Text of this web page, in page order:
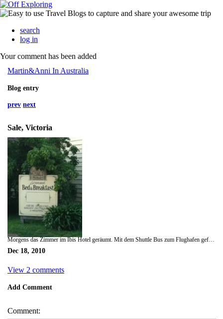
search
log in
Your comment has been added
Martin&Anni In Australia
Blog entry
prev next
Sale, Victoria
Morgens das Zimmer im Ibis Hotel geräumt. Mit dem Shuttle Bus zum Flughafen gefahren. Dort erst mal die Alamo Autovermietung gesucht, die es dort aber nicht gibt, sondern es wird über Europcar abgewickelt. Erst einen Hyundai Getz bekommen mit Gangschaltung, das ging ja mal gar nicht, dann die Automatikversion bekommen. Aber unsere Koffer haben mehr schlecht wie recht da reingepasst. Also wieder zur Europcar Tante und nett nach einem Upgarde gefragt. Das hat aber wohl deren System durcheinandergebracht. So versuchten 4 Angestellte das in den Griff zu bekommen und das hat dann fast 45 Minuten gedauert. Dann haben die das doch noch hinbekommen und wir haben als Entschädigung das Upgrade kostenlos bekommen. Nett sein scheint sich doch ab und zu auszuzahlen. Fahren jetzt in einem knallroten Hyundai i30 durch die Gegend. Mussten uns dann erst mal an den Linksverkehr gewöhnen. Aber das ging dank Navi im iPhone und Automatik ja ganz gut. Von Melbourne ging es dann nach Iverloch. Da wir jedoch morgens getrödelt haben und dadurch erst spät gestartet sind, blieb leider keine Zeit mehr für the Prom. Und so sind wir durch das Landesinnere direkt weiter nach Sale gefahren. Dort gab es einen klasse kleinen See mit einem hübschen Bioreservat, in dem ganz viele einheimische Vögel waren, die einen höllenlärm gemacht haben. Übernachtung dann in einem Bed and Breakfast in Sale. Das B&B war in einem alten Bauernhof und wir haben in dem Milk-seperator Raum geschlafen. Hier mussten wir uns zum ersten mal ordentlich mit Chemie einschmieren, um nicht von den Moskitos zerstochen zu werden.
Dec 18, 2010
View 2 comments
Add Comment
Comment: